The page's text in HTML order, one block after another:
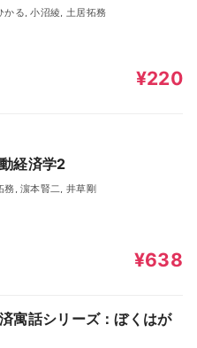
かる, 小沼綾, 土居拓務
¥220
経済学2
務, 濵本賢二, 井草剛
¥638
寓話シリーズ：ぼくはが